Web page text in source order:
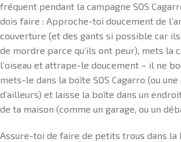
fréquent pendant la campagne SOS
dois faire : Approche-toi doucement de
couverture (et des gants si possible car
de mordre parce qu’ils ont peur), mets la
l’oiseau et attrape-le doucement – il ne
mets-le dans la boîte SOS Cagarro (ou
d’ailleurs) et laisse la boîte dans un
de ta maison (comme un garage, ou un
Assure-toi de faire de petits trous dans la